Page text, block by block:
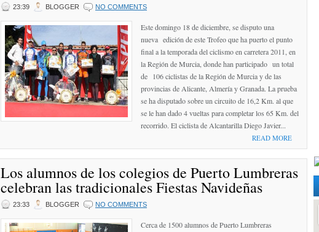
23:39 BLOGGER NO COMMENTS
Este domingo 18 de diciembre, se disputo una
nueva edición de este Trofeo que ha puerto el punto
final a la temporada del ciclismo en carretera 2011, en
la Región de Murcia, donde han participado un total
de 106 ciclistas de la Región de Murcia y de las
provincias de Alicante, Almería y Granada. La prueba
se ha disputado sobre un circuito de 16,2 Km. al que
se le han dado 4 vueltas para completar los 65 Km. del
recorrido. El ciclista de Alcantarilla Diego Javier...
READ MORE
Los alumnos de los colegios de Puerto Lumbreras
celebran las tradicionales Fiestas Navideñas
23:33 BLOGGER NO COMMENTS
Cerca de 1500 alumnos de Puerto Lumbreras